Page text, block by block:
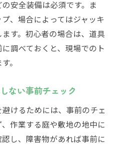
安全装備は必須です。ま
、場合によってはジャッキ
す。初心者の場合は、道具
調べておくと、現場でのト
。
ない事前チェック
けるためには、事前のチェ
作業する庭や敷地の地中に
し、障害物があれば事前に